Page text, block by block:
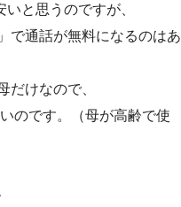
と思うのですが、
で通話が無料になるのはあ
だけなので、
のです。（母が高齢で使